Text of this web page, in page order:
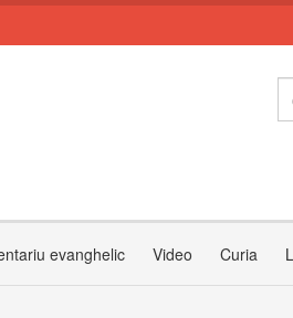
evanghelic Video Curia